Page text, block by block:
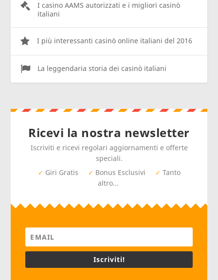
I casino AAMS autorizzati e i migliori casinò
italiani
I più interessanti casinò online italiani del 2016
La leggendaria storia dei casinò italiani
Ricevi la nostra newsletter
Iscriviti e ricevi regolari aggiornamenti e offerte
speciali.
✓ Giri Gratis ✓ Bonus Esclusivi ✓ Tanto
altro...
Iscriviti!